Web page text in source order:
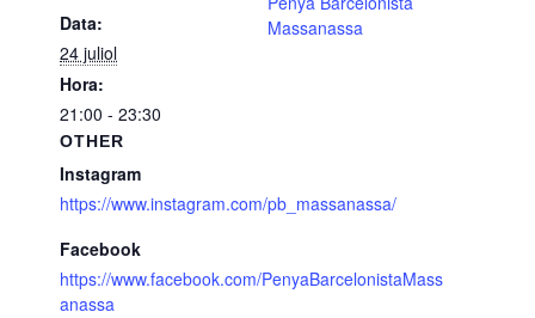
Data:
24 juliol
Hora:
21:00 - 23:30
Massanassa
OTHER
Instagram
https://www.instagram.com/pb_massanassa/
Facebook
https://www.facebook.com/PenyaBarcelonistaMass
anassa